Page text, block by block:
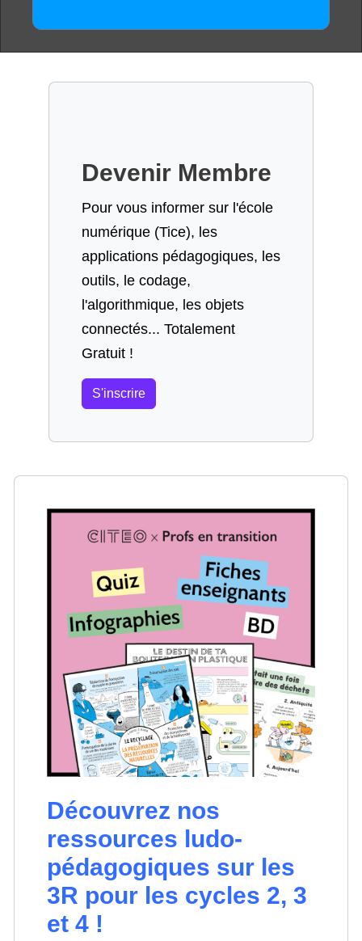
Devenir Membre
Pour vous informer sur l'école
numérique (Tice), les
applications pédagogiques, les
outils, le codage,
l'algorithmique, les objets
connectés... Totalement
Gratuit !
S'inscrire
Découvrez nos
ressources ludo-
pédagogiques sur les
3R pour les cycles 2, 3
et 4 !